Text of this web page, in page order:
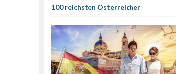
100 reichsten Österreicher